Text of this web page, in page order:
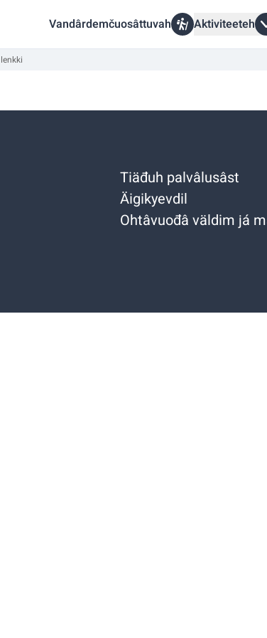
Vandârdemčuosâttuvah Aktiviteeteh
Tiäđuh palvâlusâst
Äigikyevdil
Ohtâvuođâ väldim já